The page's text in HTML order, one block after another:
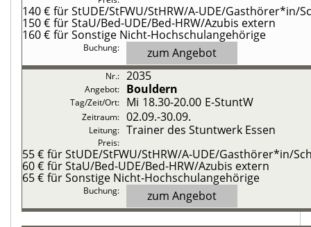
140 € für StUDE/StFWU/StHRW/A-UDE/Gasthörer*in/
150 € für StaU/Bed-UDE/Bed-HRW/Azubis extern
160 € für Sonstige Nicht-Hochschulangehörige
zum Angebot
2035
Bouldern
Mi 18.30-20.00 E-StuntW
02.09.-30.09.
Trainer des Stuntwerk Essen
55 € für StUDE/StFWU/StHRW/A-UDE/Gasthörer*in/
60 € für StaU/Bed-UDE/Bed-HRW/Azubis extern
65 € für Sonstige Nicht-Hochschulangehörige
zum Angebot